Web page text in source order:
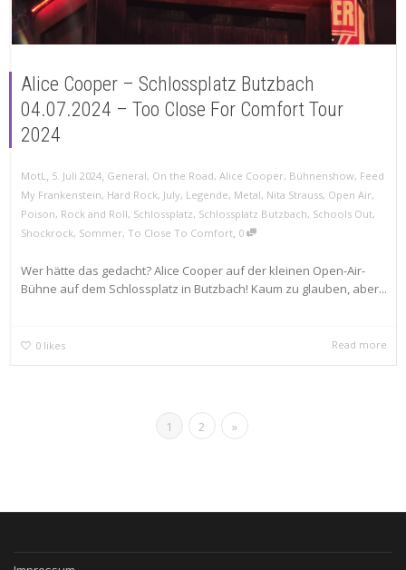
Alice Cooper – Schlossplatz Butzbach
04.07.2024 – Too Close For Comfort Tour
2024
MotL, 5. Juli 2024, General, On the Road, Alice Cooper, Bühnenshow, Feed
My Frankenstein, Hard Rock, July, Legende, Metal, Nita Strauss, Open Air,
Poison, Rock and Roll, Schlossplatz, Schlossplatz Butzbach, Schools Out,
Shockrock, Sommer, To Close To Comfort, 0
Wer hätte das gedacht? Alice Cooper auf der kleinen Open-Air-
Bühne auf dem Schlossplatz in Butzbach! Kaum zu glauben, aber...
0 likes Read more
1 2 »